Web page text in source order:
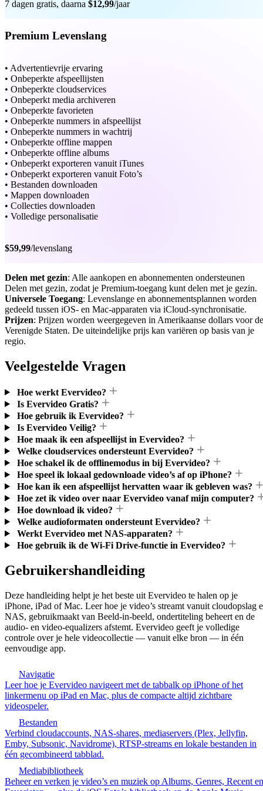
7 dagen gratis, daarna $12,99/jaar
Premium Levenslang
• Advertentievrije ervaring
• Onbeperkte afspeellijsten
• Onbeperkte cloudservices
• Onbeperkt media archiveren
• Onbeperkte favorieten
• Onbeperkte nummers in afspeellijst
• Onbeperkte nummers in wachtrij
• Onbeperkte offline mappen
• Onbeperkte offline albums
• Onbeperkt exporteren vanuit iTunes
• Onbeperkt exporteren vanuit Foto’s
• Bestanden downloaden
• Mappen downloaden
• Collecties downloaden
• Volledige personalisatie
$59,99/levenslang
Delen met gezin: Alle aankopen en abonnementen ondersteunen
Delen met gezin, zodat je Premium-toegang kunt delen met je gezin.
Universele Toegang: Levenslange en abonnementsplannen worden
gedeeld tussen iOS- en Mac-apparaten via iCloud-synchronisatie.
Prijzen: Prijzen worden weergegeven in Amerikaanse dollars voor de
Verenigde Staten. De uiteindelijke prijs kan variëren op basis van je
regio.
Veelgestelde Vragen
Hoe werkt Evervideo?
Is Evervideo Gratis?
Hoe gebruik ik Evervideo?
Is Evervideo Veilig?
Hoe maak ik een afspeellijst in Evervideo?
Welke cloudservices ondersteunt Evervideo?
Hoe schakel ik de offlinemodus in bij Evervideo?
Hoe speel ik lokaal gedownloade video’s af op iPhone?
Hoe kan ik een afspeellijst hervatten waar ik gebleven was?
Hoe zet ik video over naar Evervideo vanaf mijn computer?
Hoe download ik video?
Welke audioformaten ondersteunt Evervideo?
Werkt Evervideo met NAS-apparaten?
Hoe gebruik ik de Wi-Fi Drive-functie in Evervideo?
Gebruikershandleiding
Deze handleiding helpt je het beste uit Evervideo te halen op je
iPhone, iPad of Mac. Leer hoe je video’s streamt vanuit cloudopslag
NAS, gebruikmaakt van Beeld-in-beeld, ondertiteling beheert en de
audio- en video-equalizers afstemt. Evervideo geeft je volledige
controle over je hele videocollectie — vanuit elke bron — in één
eenvoudige app.
Navigatie
Leer hoe je Evervideo navigeert met de tabbalk op iPhone of het
linkermenu op iPad en Mac, plus de compacte altijd zichtbare
videospeler.
Bestanden
Verbind cloudaccounts, NAS-shares, mediaservers (Plex, Jellyfin,
Emby, Subsonic, Navidrome), RTSP-streams en lokale bestanden in
één gecombineerd tabblad.
Mediabibliotheek
Beheer en verken je video’s en muziek op Albums, Genres, Recent en